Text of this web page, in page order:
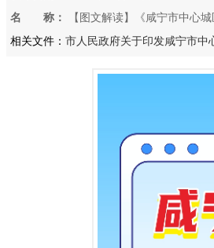
名 称：
【图文解读】《咸宁市中心
法》政策解读
相关文件： 市人民政府关于印发咸宁市中